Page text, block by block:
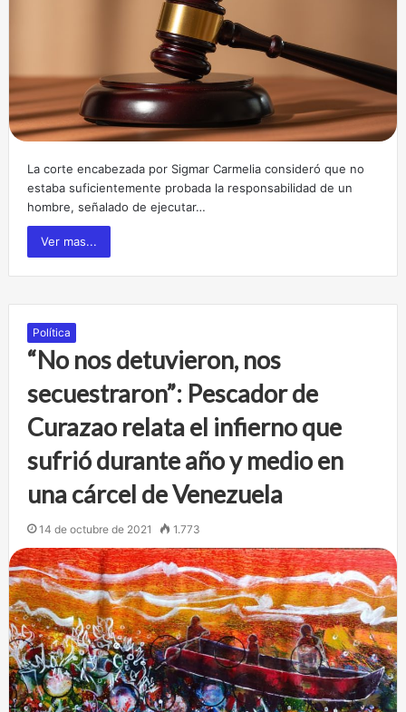
La corte encabezada por Sigmar Carmelia consideró que no
estaba suficientemente probada la responsabilidad de un
hombre, señalado de ejecutar…
Ver mas...
Política
“No nos detuvieron, nos
secuestraron”: Pescador de
Curazao relata el infierno que
sufrió durante año y medio en
una cárcel de Venezuela
14 de octubre de 2021 1.773